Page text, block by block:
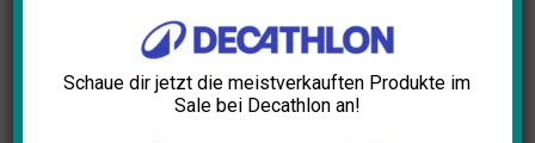
Schaue dir jetzt die meistverkauften Produkte im
Sale bei Decathlon an!